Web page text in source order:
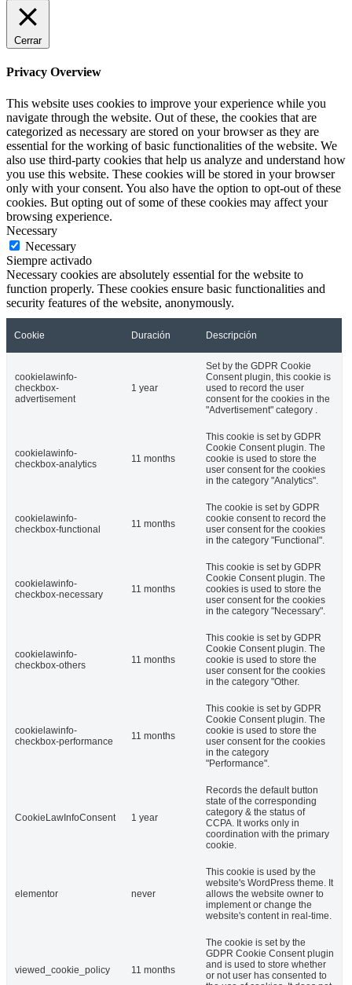
Cerrar
Privacy Overview
This website uses cookies to improve your experience while you
navigate through the website. Out of these, the cookies that are
categorized as necessary are stored on your browser as they are
essential for the working of basic functionalities of the website. We
also use third-party cookies that help us analyze and understand how
you use this website. These cookies will be stored in your browser
only with your consent. You also have the option to opt-out of these
cookies. But opting out of some of these cookies may affect your
browsing experience.
Necessary
Necessary
Siempre activado
Necessary cookies are absolutely essential for the website to
function properly. These cookies ensure basic functionalities and
security features of the website, anonymously.
Cookie Duración Descripción
cookielawinfo-
checkbox-
advertisement
1 year
Set by the GDPR Cookie
Consent plugin, this cookie is
used to record the user
consent for the cookies in the
"Advertisement" category .
cookielawinfo-
checkbox-analytics
11 months
This cookie is set by GDPR
Cookie Consent plugin. The
cookie is used to store the
user consent for the cookies
in the category "Analytics".
cookielawinfo-
checkbox-functional
11 months
The cookie is set by GDPR
cookie consent to record the
user consent for the cookies
in the category "Functional".
cookielawinfo-
checkbox-necessary
11 months
This cookie is set by GDPR
Cookie Consent plugin. The
cookies is used to store the
user consent for the cookies
in the category "Necessary".
cookielawinfo-
checkbox-others
11 months
This cookie is set by GDPR
Cookie Consent plugin. The
cookie is used to store the
user consent for the cookies
in the category "Other.
cookielawinfo-
checkbox-performance
11 months
This cookie is set by GDPR
Cookie Consent plugin. The
cookie is used to store the
user consent for the cookies
in the category
"Performance".
CookieLawInfoConsent 1 year
Records the default button
state of the corresponding
category & the status of
CCPA. It works only in
coordination with the primary
cookie.
elementor never
This cookie is used by the
website's WordPress theme. It
allows the website owner to
implement or change the
website's content in real-time.
viewed_cookie_policy 11 months
The cookie is set by the
GDPR Cookie Consent plugin
and is used to store whether
or not user has consented to